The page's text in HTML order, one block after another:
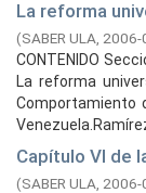
La reforma
(SABER ULA, 2006-
CONTENIDO
La reforma
Comportamiento
Venezuela.Ramírez
Capítulo VI de
(SABER ULA, 2006-